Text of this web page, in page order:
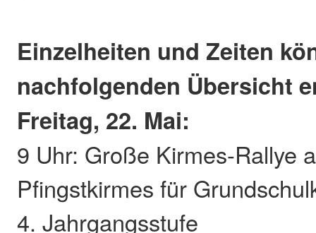
Einzelheiten und Zeiten
nachfolgenden Übersicht
Freitag, 22. Mai:
9 Uhr: Große Kirmes-Rallye
Pfingstkirmes für
4. Jahrgangsstufe